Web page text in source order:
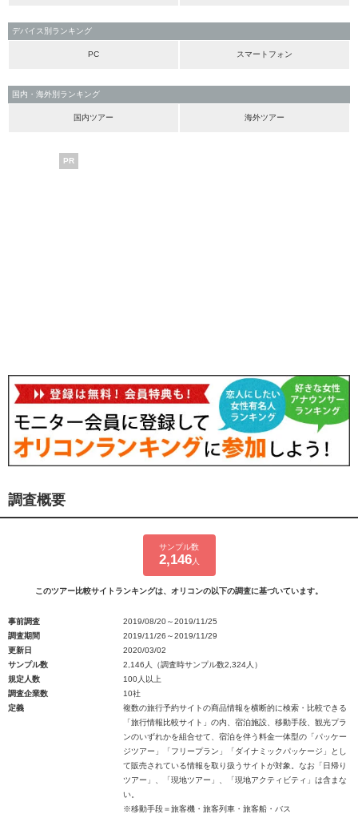
デバイス別ランキング
PC スマートフォン
国内・海外別ランキング
国内ツアー 海外ツアー
PR
調査概要
サンプル数
2,146人
このツアー比較サイトランキングは、オリコンの以下の調査に基づいています。
事前調査
2019/08/20～2019/11/25
調査期間
2019/11/26～2019/11/29
更新日
2020/03/02
サンプル数
2,146人（調査時サンプル数2,324人）
規定人数
100人以上
調査企業数
10社
定義
複数の旅行予約サイトの商品情報を横断的に検索・比較できる
「旅行情報比較サイト」の内、宿泊施設、移動手段、観光プラ
ンのいずれかを組合せて、宿泊を伴う料金一体型の「パッケー
ジツアー」「フリープラン」「ダイナミックパッケージ」とし
て販売されている情報を取り扱うサイトが対象。なお「日帰り
ツアー」、「現地ツアー」、「現地アクティビティ」は含まな
い。
※移動手段＝旅客機・旅客列車・旅客船・バス